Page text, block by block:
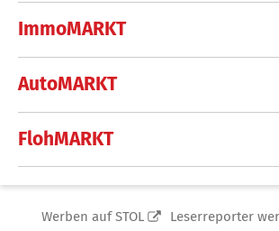
ImmoMARKT
AutoMARKT
FlohMARKT
Werben auf STOL
Leserreporter